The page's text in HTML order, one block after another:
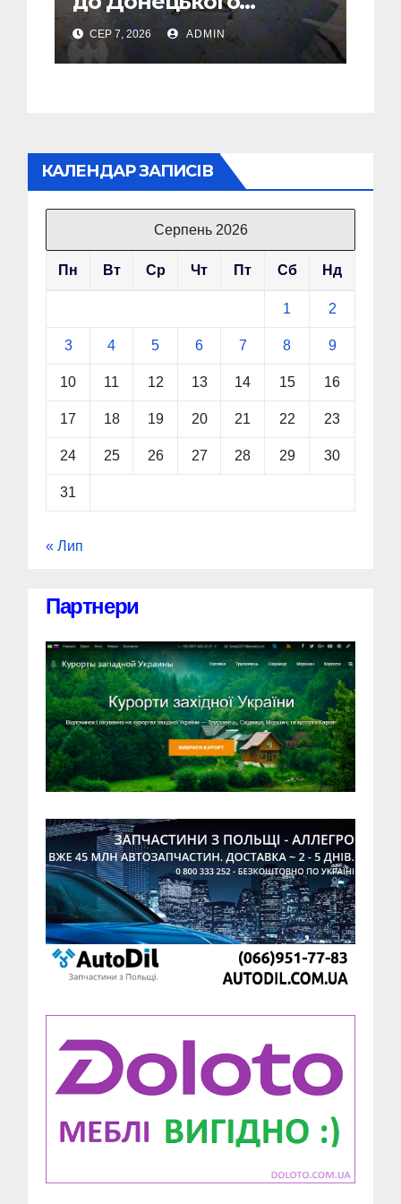
аеропорту та спалив
“Шахед” ще до запуску
СЕР 7, 2026 ADMIN
КАЛЕНДАР ЗАПИСІВ
Серпень 2026
Пн Вт Ср Чт Пт Сб Нд
1 2
3 4 5 6 7 8 9
10 11 12 13 14 15 16
17 18 19 20 21 22 23
24 25 26 27 28 29 30
31
« Лип
Партнери